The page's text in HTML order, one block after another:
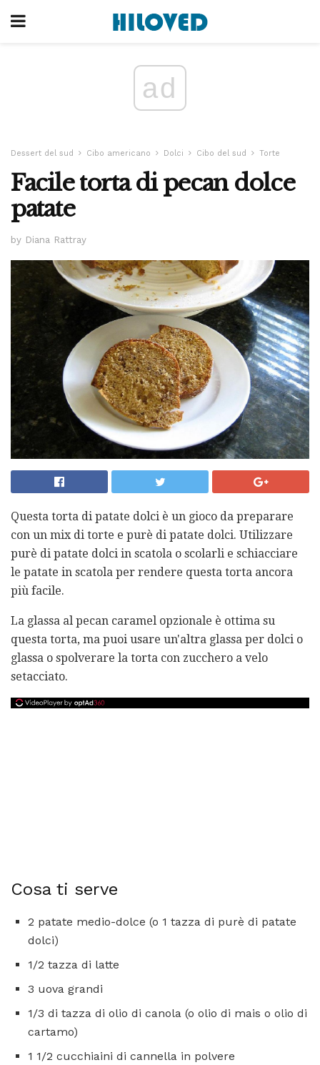
ad
Dessert del sud Cibo americano Dolci Cibo del sud Torte
Facile torta di pecan dolce
patate
by Diana Rattray
Questa torta di patate dolci è un gioco da preparare
con un mix di torte e purè di patate dolci. Utilizzare
purè di patate dolci in scatola o scolarli e schiacciare
le patate in scatola per rendere questa torta ancora
più facile.
La glassa al pecan caramel opzionale è ottima su
questa torta, ma puoi usare un'altra glassa per dolci o
glassa o spolverare la torta con zucchero a velo
setacciato.
Cosa ti serve
2 patate medio-dolce (o 1 tazza di purè di patate
dolci)
1/2 tazza di latte
3 uova grandi
1/3 di tazza di olio di canola (o olio di mais o olio di
cartamo)
1 1/2 cucchiaini di cannella in polvere